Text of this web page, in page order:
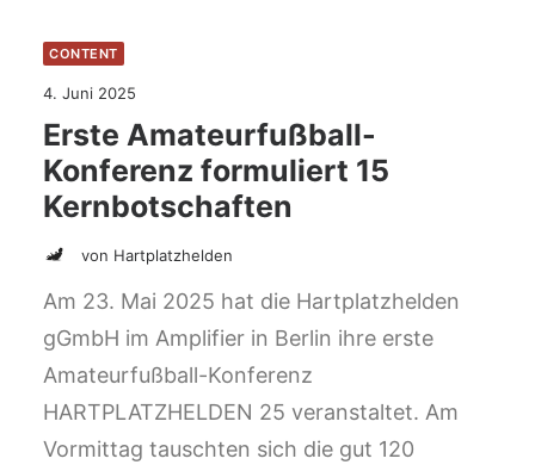
CONTENT
4. Juni 2025
Erste Amateurfußball-
Konferenz formuliert 15
Kernbotschaften
von Hartplatzhelden
Am 23. Mai 2025 hat die Hartplatzhelden
gGmbH im Amplifier in Berlin ihre erste
Amateurfußball-Konferenz
HARTPLATZHELDEN 25 veranstaltet. Am
Vormittag tauschten sich die gut 120